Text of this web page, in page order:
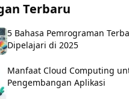
Terbaru
5 Bahasa Pemrograman
Dipelajari di 2025
Manfaat Cloud Computing
Pengembangan Aplikasi